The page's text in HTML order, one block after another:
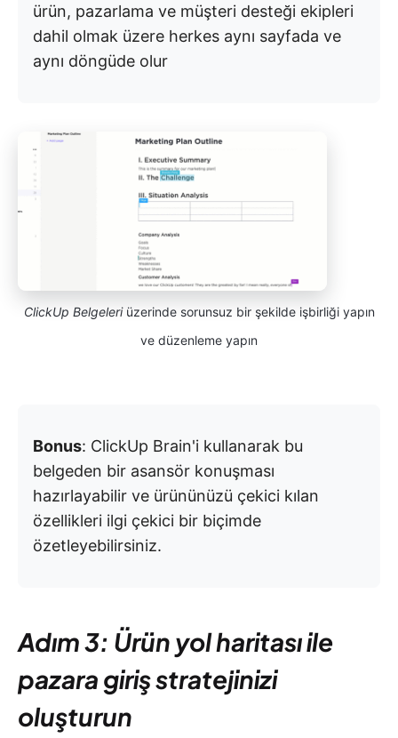
ürün, pazarlama ve müşteri desteği ekipleri
dahil olmak üzere herkes aynı sayfada ve
aynı döngüde olur
ClickUp Belgeleriüzerinde sorunsuz bir şekilde işbirliği yapın
ve düzenleme yapın
Bonus: ClickUp Brain'i kullanarak bu
belgeden bir asansör konuşması
hazırlayabilir ve ürününüzü çekici kılan
özellikleri ilgi çekici bir biçimde
özetleyebilirsiniz.
Adım 3: Ürün yol haritası ile
pazara giriş stratejinizi
oluşturun